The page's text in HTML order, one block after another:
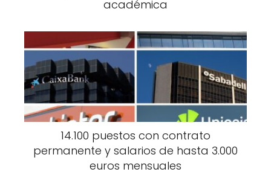
académica
14.100 puestos con contrato
permanente y salarios de hasta 3.000
euros mensuales